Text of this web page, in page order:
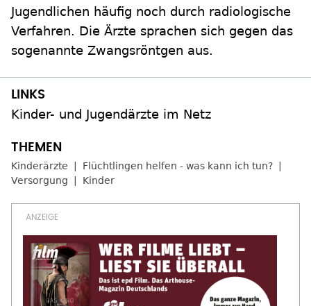
Jugendlichen häufig noch durch radiologische
Verfahren. Die Ärzte sprachen sich gegen das
sogenannte Zwangsröntgen aus.
Kinder- und Jugendärzte im Netz
Kinderärzte
Flüchtlingen helfen - was kann ich tun?
Versorgung
Kinder